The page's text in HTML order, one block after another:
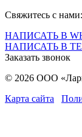
Свяжитесь с нами:
НАПИСАТЬ В
НАПИСАТЬ В
Заказать звонок
© 2026 ООО
Карта сайта